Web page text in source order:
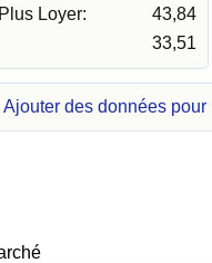
Loyer:
43,84
33,51
Ajouter des données pour